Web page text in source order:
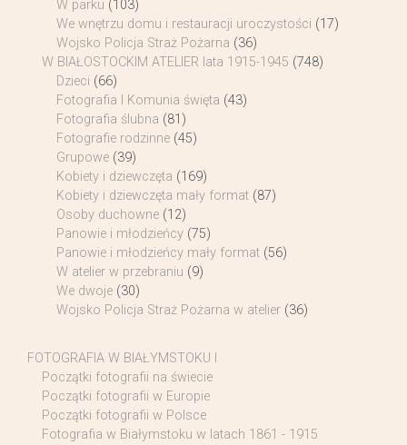
W parku (103)
We wnętrzu domu i restauracji uroczystości (17)
Wojsko Policja Straż Pożarna (36)
W BIAŁOSTOCKIM ATELIER lata 1915-1945 (748)
Dzieci (66)
Fotografia I Komunia święta (43)
Fotografia ślubna (81)
Fotografie rodzinne (45)
Grupowe (39)
Kobiety i dziewczęta (169)
Kobiety i dziewczęta mały format (87)
Osoby duchowne (12)
Panowie i młodzieńcy (75)
Panowie i młodzieńcy mały format (56)
W atelier w przebraniu (9)
We dwoje (30)
Wojsko Policja Straż Pożarna w atelier (36)
FOTOGRAFIA W BIAŁYMSTOKU I
Początki fotografii na świecie
Początki fotografii w Europie
Początki fotografii w Polsce
Fotografia w Białymstoku w latach 1861 - 1915